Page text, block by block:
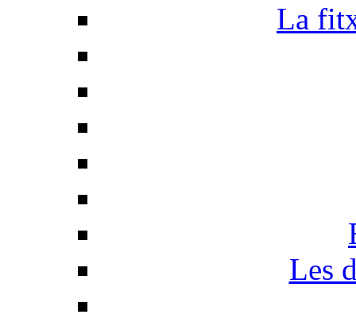
La
Les